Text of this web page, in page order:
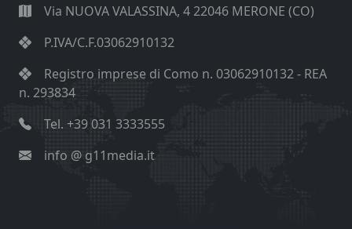
Via NUOVA VALASSINA, 4 22046 MERONE (CO)
P.IVA/C.F.03062910132
Registro imprese di Como n. 03062910132 - REA
n. 293834
Tel. +39 031 3333555
info @ g11media.it